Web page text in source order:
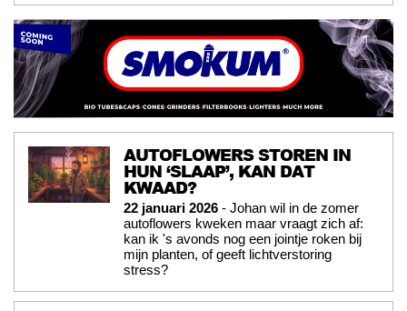
AUTOFLOWERS STOREN IN
HUN ‘SLAAP’, KAN DAT
KWAAD?
22 januari 2026 - Johan wil in de zomer
autoflowers kweken maar vraagt zich af:
kan ik 's avonds nog een jointje roken bij
mijn planten, of geeft lichtverstoring
stress?